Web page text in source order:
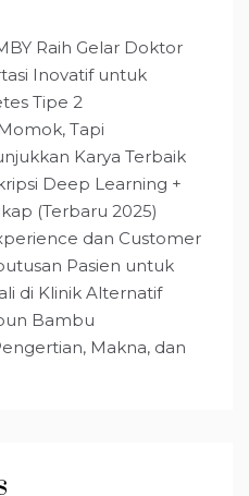
Raih Gelar Doktor
Inovatif untuk
Tipe 2
Tapi
Karya Terbaik
Deep Learning +
(Terbaru 2025)
dan Customer
Pasien untuk
di Klinik Alternatif
Bambu
Makna, dan